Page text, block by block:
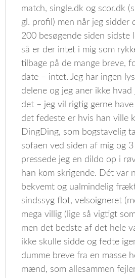
match, single.dk og scor.dk
gl. profil) men når jeg sidder
200 besøgende siden sidste
så er der intet i mig som
tilbage på de mange breve,
date – intet. Jeg har ingen
delene og jeg aner ikke hvad
det – jeg vil rigtig gerne
det fedeste er hvis han ville
DingDing, som bogstavelig
sofaen ved siden af mig og
pressede jeg en dildo op i
han kom skrigende. Dét var
bekvemt og ualmindelig
sindssyg flot, velsoigneret
mega villig (lige så vigtigt
men det bedste af det hele
ikke skulle sidde og fedte
dumme breve fra en masse
mænd, som allesammen